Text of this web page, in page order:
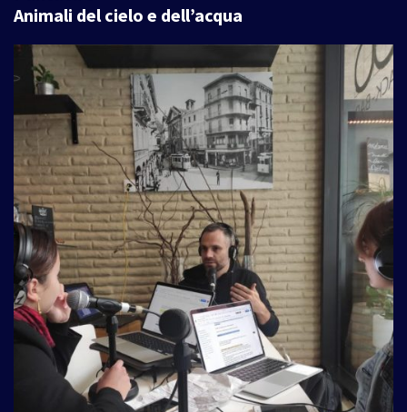
Animali del cielo e dell’acqua